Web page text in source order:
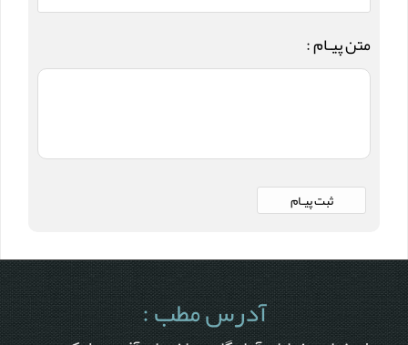
متن پیـام :
آدرس مطب :